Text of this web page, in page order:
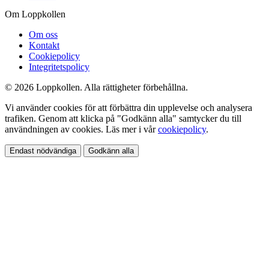
Om Loppkollen
Om oss
Kontakt
Cookiepolicy
Integritetspolicy
© 2026 Loppkollen. Alla rättigheter förbehållna.
Vi använder cookies för att förbättra din upplevelse och analysera
trafiken. Genom att klicka på "Godkänn alla" samtycker du till
användningen av cookies. Läs mer i vårcookiepolicy.
Endast nödvändiga Godkänn alla